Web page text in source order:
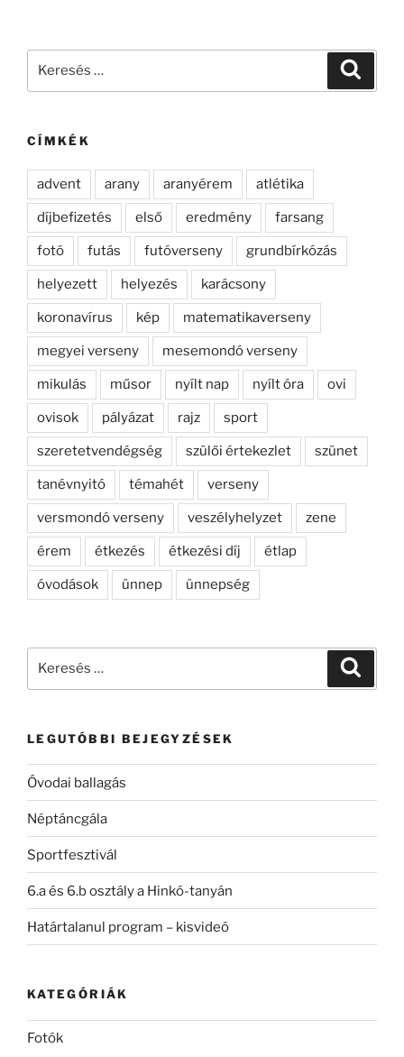
CÍMKÉK
advent arany aranyérem atlétika
díjbefizetés első eredmény farsang
fotó futás futóverseny grundbírkózás
helyezett helyezés karácsony
koronavírus kép matematikaverseny
megyei verseny mesemondó verseny
mikulás műsor nyílt nap nyílt óra ovi
ovisok pályázat rajz sport
szeretetvendégség szülői értekezlet szünet
tanévnyitó témahét verseny
versmondó verseny veszélyhelyzet zene
érem étkezés étkezési díj étlap
óvodások ünnep ünnepség
LEGUTÓBBI BEJEGYZÉSEK
Óvodai ballagás
Néptáncgála
Sportfesztivál
6.a és 6.b osztály a Hinkó-tanyán
Határtalanul program – kisvideó
KATEGÓRIÁK
Fotók